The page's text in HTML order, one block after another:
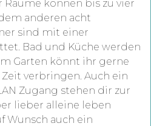
Räume können bis zu vier
anderen acht
sind mit einer
Bad und Küche werden
Garten könnt ihr gerne
verbringen. Auch ein
Zugang stehen dir zur
lieber alleine leben
Wunsch auch ein